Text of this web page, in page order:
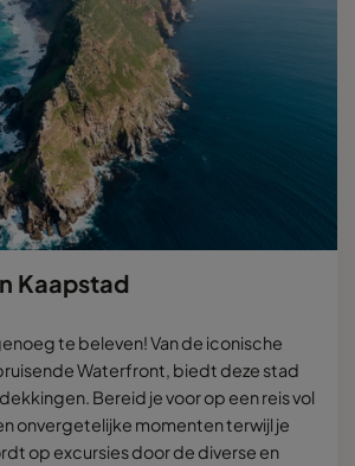
Kaapstad
te beleven! Van de iconische
Waterfront, biedt deze stad
Bereid je voor op een reis vol
onvergetelijke momenten terwijl je
op excursies door de diverse en